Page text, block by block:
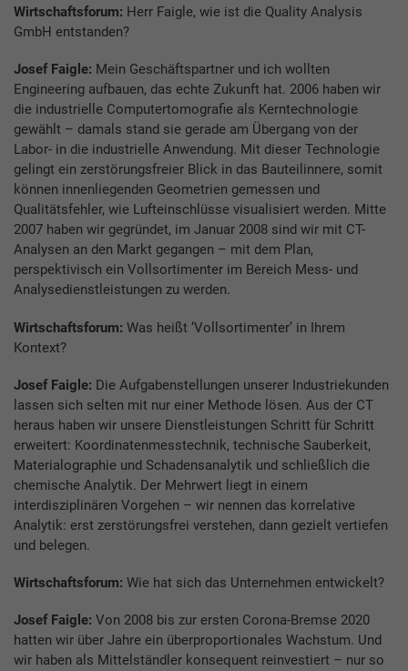
Wirtschaftsforum: Herr Faigle, wie ist die Quality Analysis
GmbH entstanden?
Josef Faigle: Mein Geschäftspartner und ich wollten
Engineering aufbauen, das echte Zukunft hat. 2006 haben wir
die industrielle Computertomografie als Kerntechnologie
gewählt – damals stand sie gerade am Übergang von der
Labor- in die industrielle Anwendung. Mit dieser Technologie
gelingt ein zerstörungsfreier Blick in das Bauteilinnere, somit
können innenliegenden Geometrien gemessen und
Qualitätsfehler, wie Lufteinschlüsse visualisiert werden. Mitte
2007 haben wir gegründet, im Januar 2008 sind wir mit CT-
Analysen an den Markt gegangen – mit dem Plan,
perspektivisch ein Vollsortimenter im Bereich Mess- und
Analysedienstleistungen zu werden.
Wirtschaftsforum: Was heißt ‘Vollsortimenter’ in Ihrem
Kontext?
Josef Faigle: Die Aufgabenstellungen unserer Industriekunden
lassen sich selten mit nur einer Methode lösen. Aus der CT
heraus haben wir unsere Dienstleistungen Schritt für Schritt
erweitert: Koordinatenmesstechnik, technische Sauberkeit,
Materialographie und Schadensanalytik und schließlich die
chemische Analytik. Der Mehrwert liegt in einem
interdisziplinären Vorgehen – wir nennen das korrelative
Analytik: erst zerstörungsfrei verstehen, dann gezielt vertiefen
und belegen.
Wirtschaftsforum: Wie hat sich das Unternehmen entwickelt?
Josef Faigle: Von 2008 bis zur ersten Corona-Bremse 2020
hatten wir über Jahre ein überproportionales Wachstum. Und
wir haben als Mittelständler konsequent reinvestiert – nur so